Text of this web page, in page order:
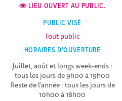
LIEU OUVERT AU PUBLIC.
PUBLIC VISÉ
Tout public
HORAIRES D'OUVERTURE
Juillet, août et longs week-ends :
tous les jours de 9h00 à 19h00
Reste de l'année : tous les jours de
10h00 à 18h00